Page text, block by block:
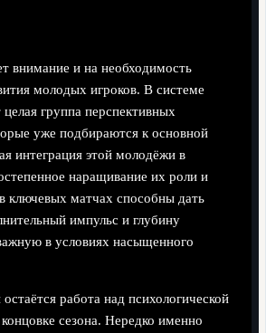
внимание и на необходимость
молодых игроков. В системе
целая группа перспективных
уже подбираются к основной
интеграция этой молодёжи в
наращивание их роли и
ключевых матчах способны дать
импульс и глубину
в условиях насыщенного
работа над психологической
сезона. Нередко именно